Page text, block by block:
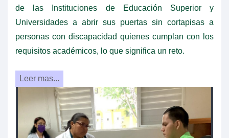
de las Instituciones de Educación Superior y
Universidades a abrir sus puertas sin cortapisas a
personas con discapacidad quienes cumplan con los
requisitos académicos, lo que significa un reto.
Leer mas...